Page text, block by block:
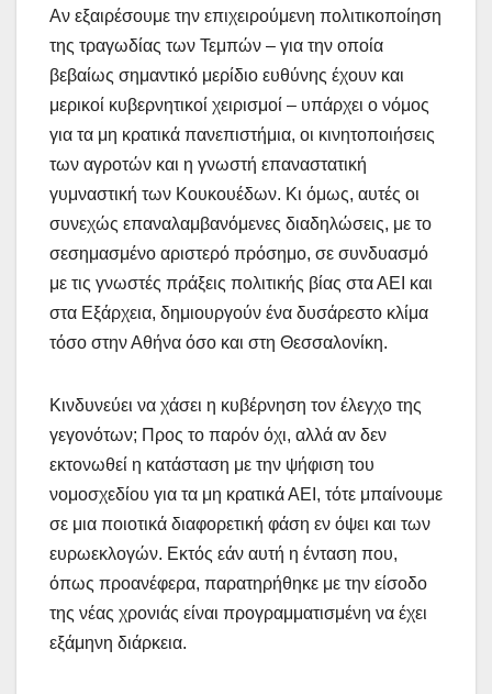
Αν εξαιρέσουμε την επιχειρούμενη πολιτικοποίηση
της τραγωδίας των Τεμπών – για την οποία
βεβαίως σημαντικό μερίδιο ευθύνης έχουν και
μερικοί κυβερνητικοί χειρισμοί – υπάρχει ο νόμος
για τα μη κρατικά πανεπιστήμια, οι κινητοποιήσεις
των αγροτών και η γνωστή επαναστατική
γυμναστική των Κουκουέδων. Κι όμως, αυτές οι
συνεχώς επαναλαμβανόμενες διαδηλώσεις, με το
σεσημασμένο αριστερό πρόσημο, σε συνδυασμό
με τις γνωστές πράξεις πολιτικής βίας στα ΑΕΙ και
στα Εξάρχεια, δημιουργούν ένα δυσάρεστο κλίμα
τόσο στην Αθήνα όσο και στη Θεσσαλονίκη.
Κινδυνεύει να χάσει η κυβέρνηση τον έλεγχο της
γεγονότων; Προς το παρόν όχι, αλλά αν δεν
εκτονωθεί η κατάσταση με την ψήφιση του
νομοσχεδίου για τα μη κρατικά ΑΕΙ, τότε μπαίνουμε
σε μια ποιοτικά διαφορετική φάση εν όψει και των
ευρωεκλογών. Εκτός εάν αυτή η ένταση που,
όπως προανέφερα, παρατηρήθηκε με την είσοδο
της νέας χρονιάς είναι προγραμματισμένη να έχει
εξάμηνη διάρκεια.